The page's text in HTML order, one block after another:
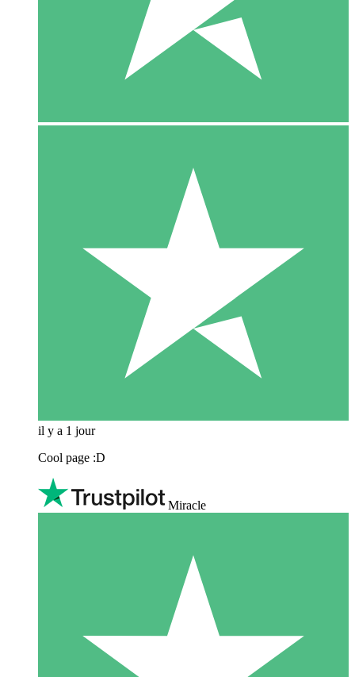
il y a 1 jour
Cool page :D
Miracle